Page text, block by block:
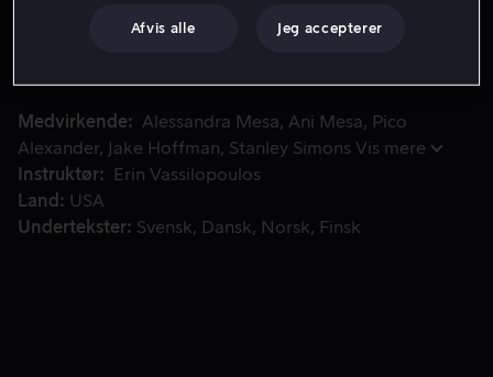
tilbage til sin hjemby for at søge tilflugt hos sin
årevis.
Medvirkende
Alessandra Mesa Ani Mesa
Pico
Alexander
Jake Hoffman Stanley Simons Vis mere
Instruktør
Erin Vassilopoulos
Land
USA
Undertekster
Svensk Dansk Norsk Finsk
Afvis alle Jeg accepterer